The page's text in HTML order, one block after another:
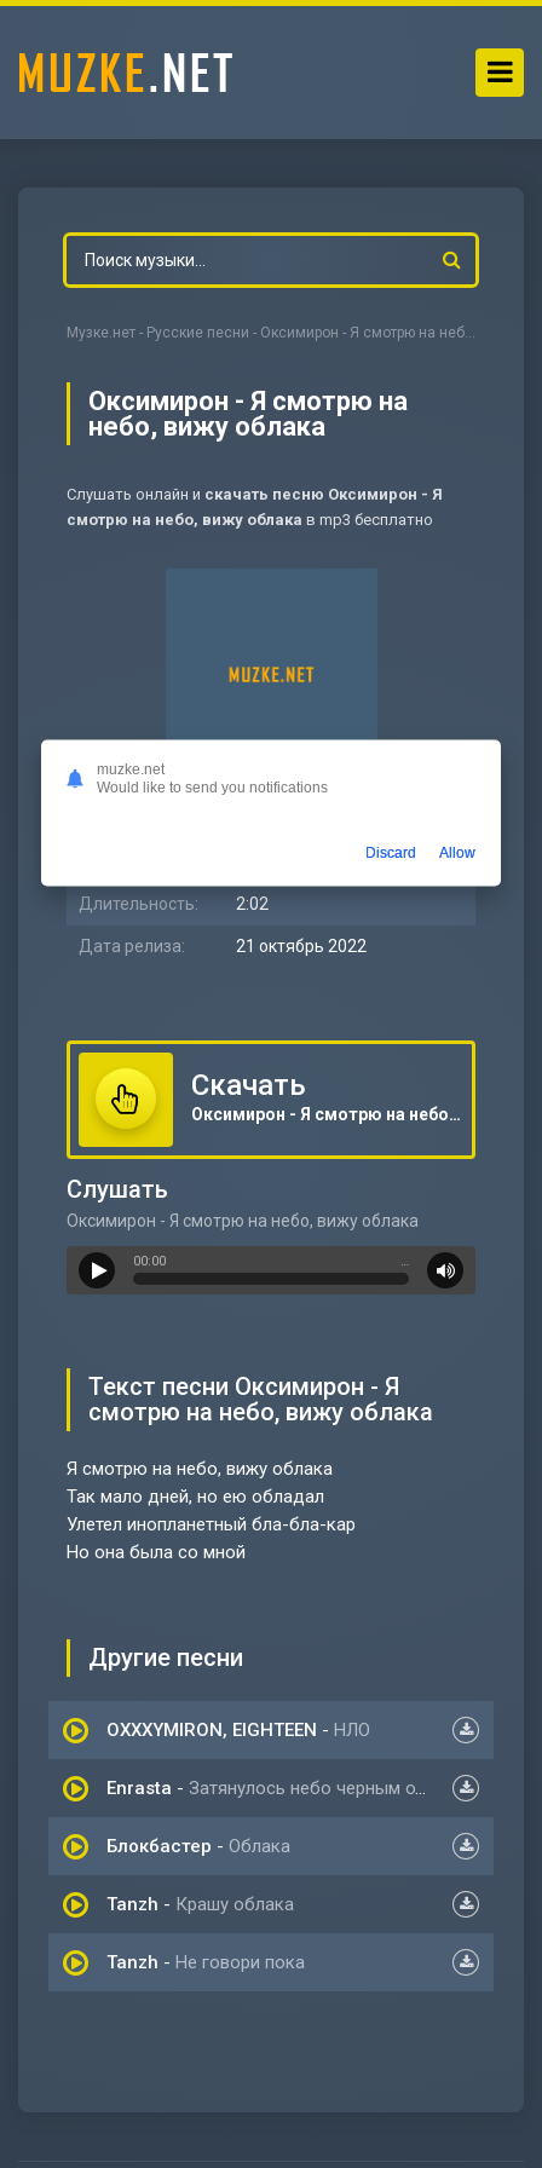
Музке.нет - Русские песни - Оксимирон - Я смотрю на небо, вижу облака
Оксимирон - Я смотрю на
небо, вижу облака
Слушать онлайн и скачать песню Оксимирон - Я
смотрю на небо, вижу облака в mp3 бесплатно
Длительность: 2:02
Дата релиза: 21 октябрь 2022
Скачать
Оксимирон - Я смотрю на небо, вижу облака
Слушать
Оксимирон - Я смотрю на небо, вижу облака
00:00 …
Текст песни Оксимирон - Я
смотрю на небо, вижу облака
Я смотрю на небо, вижу облака
Так мало дней, но ею обладал
Улетел инопланетный бла-бла-кар
Но она была со мной
Другие песни
OXXXYMIRON, EIGHTEEN - НЛО
Enrasta - Затянулось небо черным одеялом да
Блокбастер - Облака
Tanzh - Крашу облака
Tanzh - Не говори пока
muzke.net
Would like to send you notifications
Discard Allow